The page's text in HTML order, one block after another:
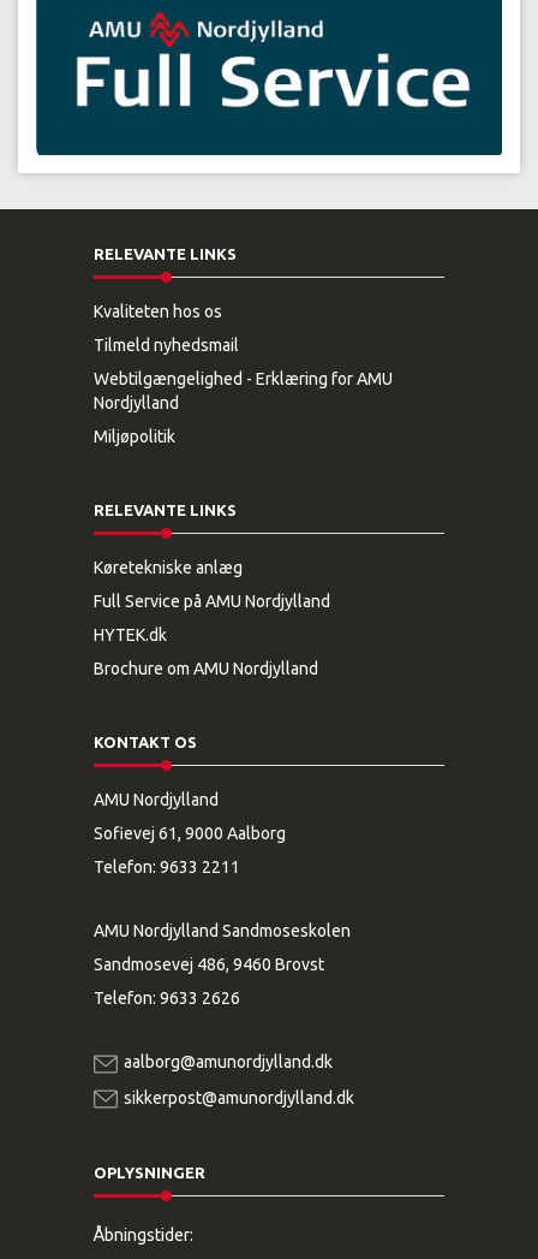
RELEVANTE LINKS
Kvaliteten hos os
Tilmeld nyhedsmail
Webtilgængelighed - Erklæring for AMU
Nordjylland
Miljøpolitik
RELEVANTE LINKS
Køretekniske anlæg
Full Service på AMU Nordjylland
HYTEK.dk
Brochure om AMU Nordjylland
KONTAKT OS
AMU Nordjylland
Sofievej 61, 9000 Aalborg
Telefon: 9633 2211
AMU Nordjylland Sandmoseskolen
Sandmosevej 486, 9460 Brovst
Telefon: 9633 2626
aalborg@amunordjylland.dk
sikkerpost@amunordjylland.dk
OPLYSNINGER
Åbningstider: